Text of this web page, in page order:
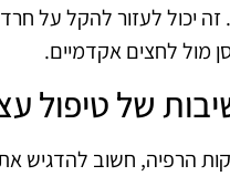
זה יכול לעזור להקל על
מול לחצים אקדמיים.
של טיפול
הרפיה, חשוב להדגיש